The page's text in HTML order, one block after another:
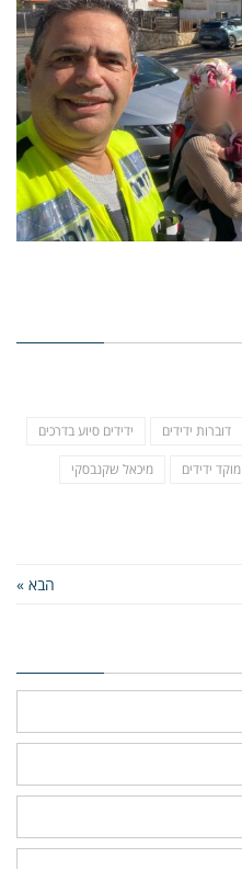
דוברות ידידים ידידים סיוע בדרכים
מוקד ידידים מיכאל שקנבסקי
הבא »